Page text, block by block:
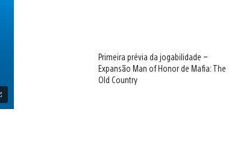
Primeira prévia da jogabilidade –
Expansão Man of Honor de Mafia: The
Old Country